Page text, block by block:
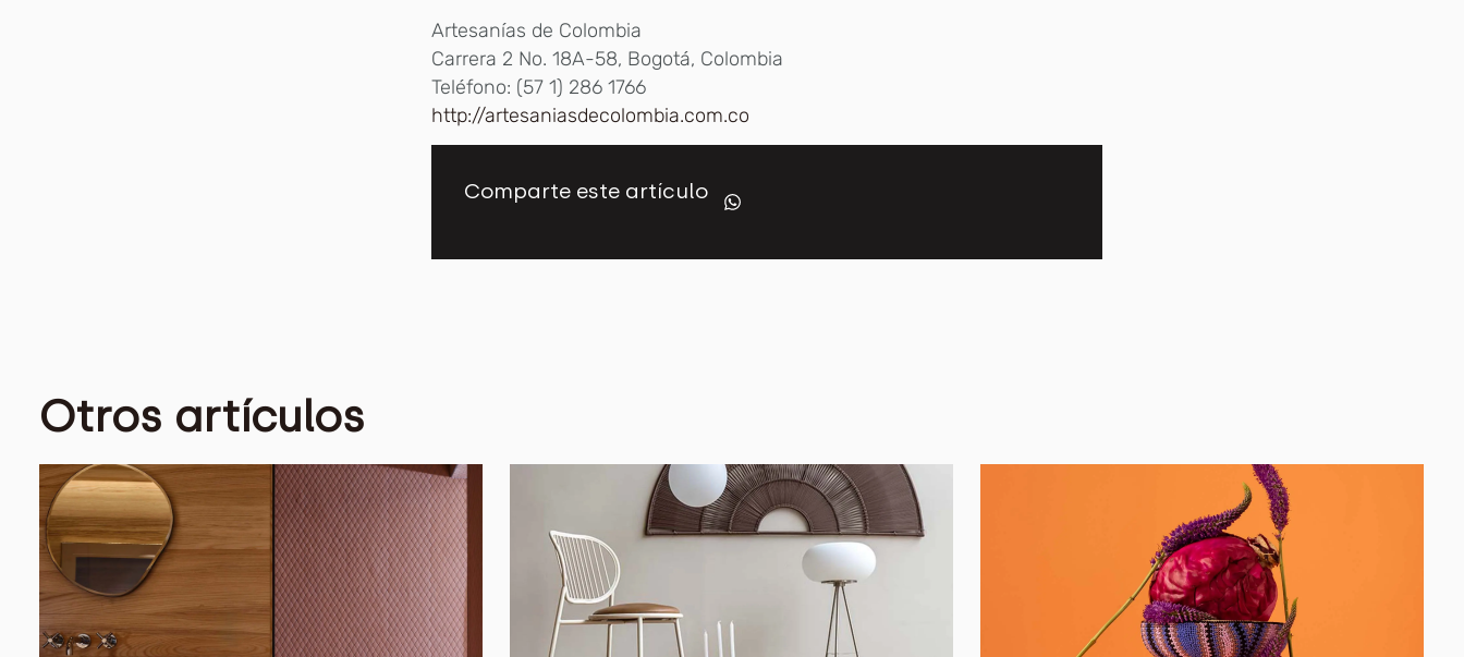
Artesanías de Colombia
Carrera 2 No. 18A-58, Bogotá, Colombia
Teléfono: (57 1) 286 1766
http://artesaniasdecolombia.com.co
Comparte este artículo
Otros artículos